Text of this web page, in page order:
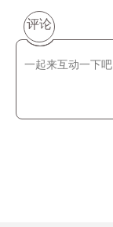
武斗之魂
【百人战场 畅快
画面亮眼，各类
【百款萌物任君
目前开放有上百
评论